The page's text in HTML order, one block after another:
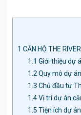
1 CĂN HỘ THE
1.1 Giới thiệu dự
1.2 Quy mô dự
1.3 Chủ đầu tư
1.4Vị trí dự án
1.5 Tiện ích dự